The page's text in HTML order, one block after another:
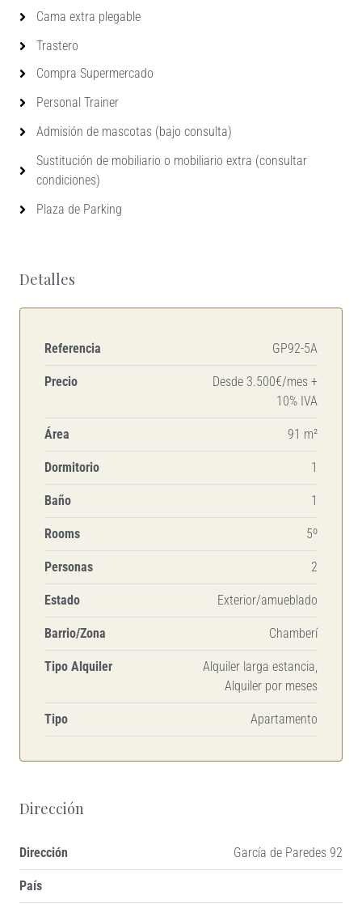
Cama extra plegable
Trastero
Compra Supermercado
Personal Trainer
Admisión de mascotas (bajo consulta)
Sustitución de mobiliario o mobiliario extra (consultar
condiciones)
Plaza de Parking
Detalles
Referencia GP92-5A
Precio
Desde 3.500€/mes +
10% IVA
Área 91 m²
Dormitorio 1
Baño 1
Rooms 5º
Personas 2
Estado Exterior/amueblado
Barrio/Zona Chamberí
Tipo Alquiler
Alquiler larga estancia,
Alquiler por meses
Tipo Apartamento
Dirección
Dirección García de Paredes 92
País